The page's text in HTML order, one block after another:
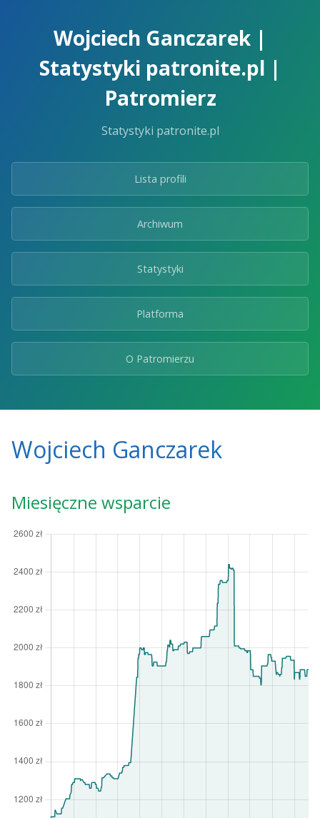
Wojciech Ganczarek |
Statystyki patronite.pl |
Patromierz
Statystyki patronite.pl
Lista profili
Archiwum
Statystyki
Platforma
O Patromierzu
Wojciech Ganczarek
Miesięczne wsparcie